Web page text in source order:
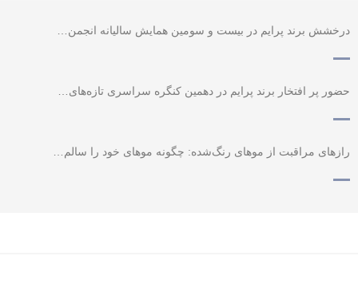
درخشش برند پرایم در بیست و سومین همایش سالیانه انجمن…
حضور پر افتخار برند پرایم در دهمین کنگره سراسری تازه‌های…
رازهای مراقبت از موهای رنگ‌شده: چگونه موهای خود را سالم…